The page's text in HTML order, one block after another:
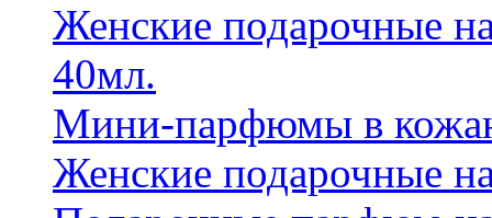
Женские подарочные
40мл.
Мини-парфюмы в
Женские подарочные